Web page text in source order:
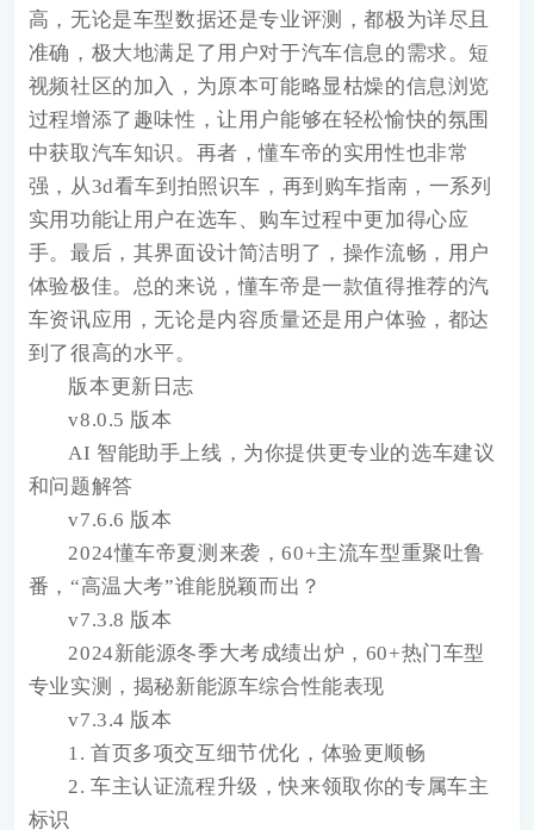
高，无论是车型数据还是专业评测，都极为详尽且
准确，极大地满足了用户对于汽车信息的需求。短
视频社区的加入，为原本可能略显枯燥的信息浏览
过程增添了趣味性，让用户能够在轻松愉快的氛围
中获取汽车知识。再者，懂车帝的实用性也非常
强，从3d看车到拍照识车，再到购车指南，一系列
实用功能让用户在选车、购车过程中更加得心应
手。最后，其界面设计简洁明了，操作流畅，用户
体验极佳。总的来说，懂车帝是一款值得推荐的汽
车资讯应用，无论是内容质量还是用户体验，都达
到了很高的水平。
版本更新日志
v8.0.5 版本
AI 智能助手上线，为你提供更专业的选车建议
和问题解答
v7.6.6 版本
2024懂车帝夏测来袭，60+主流车型重聚吐鲁
番，“高温大考”谁能脱颖而出？
v7.3.8 版本
2024新能源冬季大考成绩出炉，60+热门车型
专业实测，揭秘新能源车综合性能表现
v7.3.4 版本
1. 首页多项交互细节优化，体验更顺畅
2. 车主认证流程升级，快来领取你的专属车主
标识